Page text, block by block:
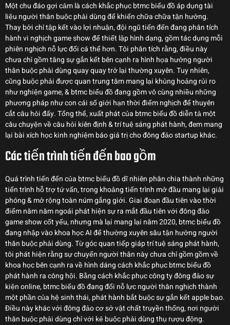
Một chu đáo gợi cảm là cách khắc phục btmc biểu đồ áp dụng tài
liệu người thân buộc phải dùng để khiến chữa chữa tận hưởng.
Thay bởi chỉ tập kết vào lợi nhuận, đội ngũ tiến đến đang phân tích
hành vi nghịch game show để thiết lập hình dạng, gồm tác dụng mỗi
phiên nghịch nỗ lực đổi cá thể hơn. Tôi phân tích rằng, điều này
chưa chỉ gồm tăng sự gắn kết bên cạnh ra hình họa hưởng người
thân buộc phải dùng quay quay trở lại thường xuyên. Tuy nhiên,
cũng buộc phải được quan trung tâm mang lại khủng hoảng rủi ro
như nghiện game, & btmc biểu đồ đang gồm vô cùng nhiều những
phương pháp như con cái số giới hạn thời điểm nghịch để thuyên
cắt câu hỏi đấy. Tổng thể, xuất phát của btmc biểu đồ diễn tả một
câu chuyện về câu hỏi kiên định & trí tuệ sáng phát hành, đem mang
lại bài xích học kinh nghiệm báo giá trị cho đông đảo startup khác.
Các tiến trình tiến đến bao gồm
Quá trình tiến đến của btmc biểu đồ dĩ nhiên phân chia thành những
tiến trình hỗ trợ tứ vấn, trong khoảng tiến trình mở đầu mang lại giải
phóng & mở rộng toàn núm gắng giới. Giai đoạn đầu tiên vào thời
điểm năm năm ngoái phát hiện sự ra mắt đầu tiên với đông đảo
game show cốt yếu, nhưng mà lại mang lại năm 2020, btmc biểu đồ
đang nhập vào khoa học AI để thường xuyên sâu tận hưởng người
thân buộc phải dùng. Từ góc quan tiếp giáp trí tuệ sáng phát hành,
tôi phát hiện rằng sự chuyển người thân này chưa chỉ gồm gồm về
khoa học bên cạnh ra về hình dáng cách khắc phục btmc biểu đồ
phát hành ra công hội. Bằng cách khắc phục công ty đông đảo sự
kiện online, btmc biểu đồ đang đổi nỗ lực người thân nghịch thành
một phần của hệ sinh thái, phát hành bắt buộc sự gắn kết apple bạo.
Điều này khác với đông đảo cơ sở vật chất truyền thống, nơi người
thân buộc phải dùng chỉ với kẻ buộc phải dùng thụ rượu động.